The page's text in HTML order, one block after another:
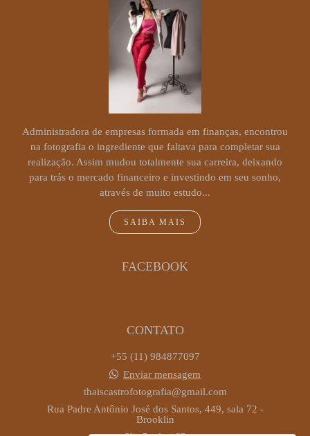
Administradora de empresas formada em finanças, encontrou
na fotografia o ingrediente que faltava para completar sua
realização. Assim mudou totalmente sua carreira, deixando
para trás o mercado financeiro e investindo em seu sonho,
através de muito estudo...
SAIBA MAIS
FACEBOOK
CONTATO
+55 (11) 984877097
Enviar mensagem
thaiscastrofotografia@gmail.com
Rua Padre Antônio José dos Santos, 449, sala 72 -
Brooklin